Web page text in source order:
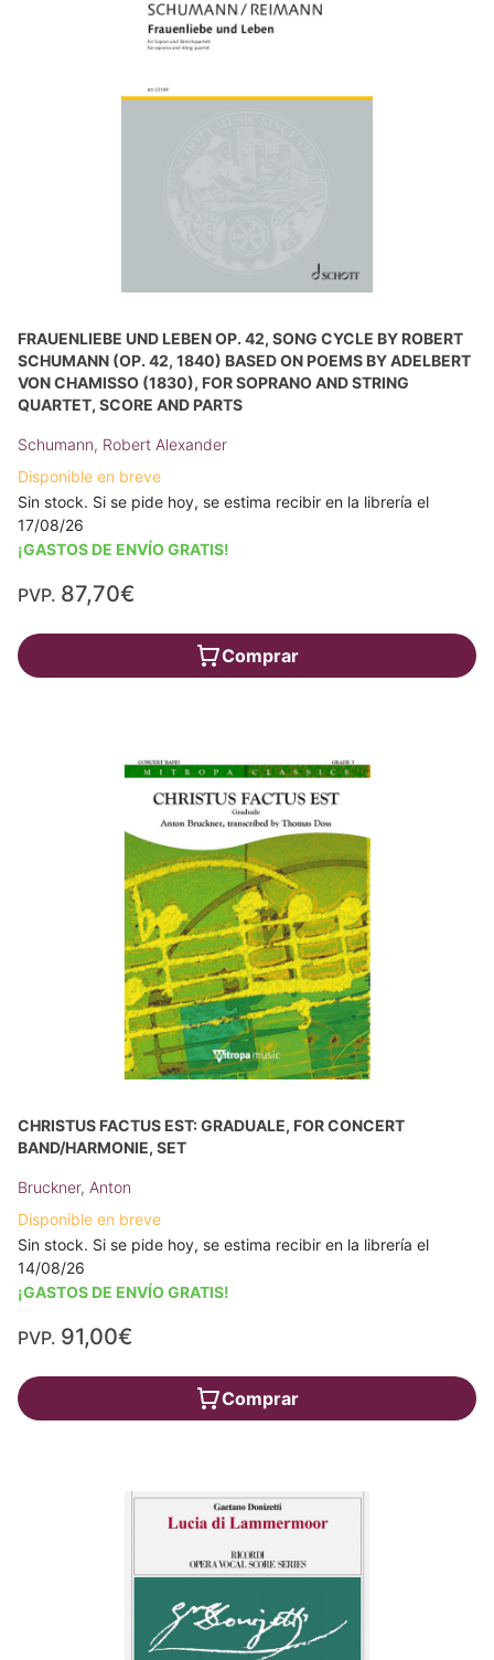
FRAUENLIEBE UND LEBEN OP. 42, SONG CYCLE BY ROBERT
SCHUMANN (OP. 42, 1840) BASED ON POEMS BY ADELBERT
VON CHAMISSO (1830), FOR SOPRANO AND STRING
QUARTET, SCORE AND PARTS
Schumann, Robert Alexander
Disponible en breve
Sin stock. Si se pide hoy, se estima recibir en la librería el
17/08/26
¡GASTOS DE ENVÍO GRATIS!
PVP. 87,70€
Comprar
CHRISTUS FACTUS EST: GRADUALE, FOR CONCERT
BAND/HARMONIE, SET
Bruckner, Anton
Disponible en breve
Sin stock. Si se pide hoy, se estima recibir en la librería el
14/08/26
¡GASTOS DE ENVÍO GRATIS!
PVP. 91,00€
Comprar